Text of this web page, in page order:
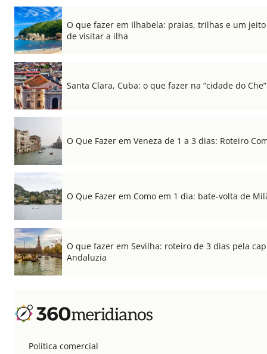
O que fazer em Ilhabela: praias, trilhas e um
de visitar a ilha
Santa Clara, Cuba: o que fazer na “cidade do Che”
O Que Fazer em Veneza de 1 a 3 dias: Roteiro
O Que Fazer em Como em 1 dia: bate-volta de
O que fazer em Sevilha: roteiro de 3 dias pela
Andaluzia
Política comercial